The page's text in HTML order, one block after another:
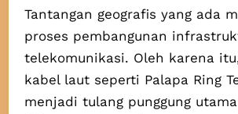
Tantangan geografis yang ada
proses pembangunan
telekomunikasi. Oleh karena
kabel laut seperti Palapa Ring
menjadi tulang punggung